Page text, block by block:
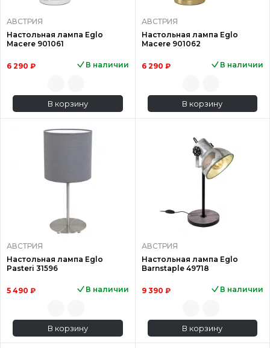
АВСТРИЯ
Настольная лампа Eglo
Macere 901061
6 290 ₽ В наличии
В корзину
АВСТРИЯ
Настольная лампа Eglo
Macere 901062
6 290 ₽ В наличии
В корзину
АВСТРИЯ
Настольная лампа Eglo
Pasteri 31596
5 490 ₽ В наличии
В корзину
АВСТРИЯ
Настольная лампа Eglo
Barnstaple 49718
9 390 ₽ В наличии
В корзину